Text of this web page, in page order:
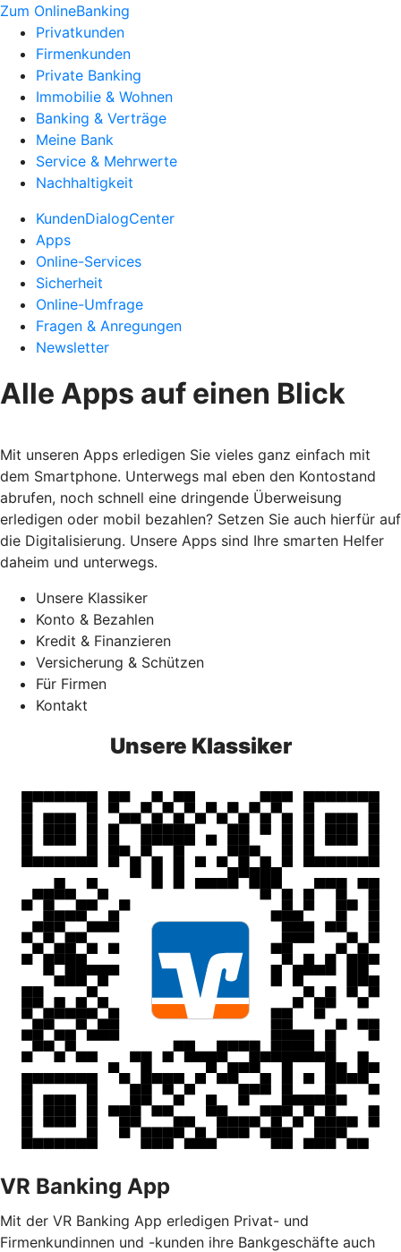
Zum OnlineBanking
Privatkunden
Firmenkunden
Private Banking
Immobilie & Wohnen
Banking & Verträge
Meine Bank
Service & Mehrwerte
Nachhaltigkeit
KundenDialogCenter
Apps
Online-Services
Sicherheit
Online-Umfrage
Fragen & Anregungen
Newsletter
Alle Apps auf einen Blick
Mit unseren Apps erledigen Sie vieles ganz einfach mit
dem Smartphone. Unterwegs mal eben den Kontostand
abrufen, noch schnell eine dringende Überweisung
erledigen oder mobil bezahlen? Setzen Sie auch hierfür auf
die Digitalisierung. Unsere Apps sind Ihre smarten Helfer
daheim und unterwegs.
Unsere Klassiker
Konto & Bezahlen
Kredit & Finanzieren
Versicherung & Schützen
Für Firmen
Kontakt
Unsere Klassiker
VR Banking App
Mit der VR Banking App erledigen Privat- und
Firmenkundinnen und -kunden ihre Bankgeschäfte auch